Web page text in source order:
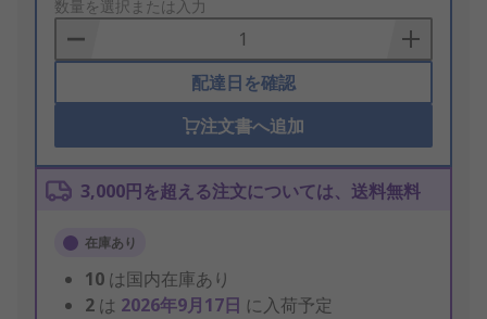
to
Basket
数量を選択または入力
配達日を確認
注文書へ追加
3,000円を超える注文については、送料無料
在庫あり
10 は国内在庫あり
2 は 2026年9月17日 に入荷予定